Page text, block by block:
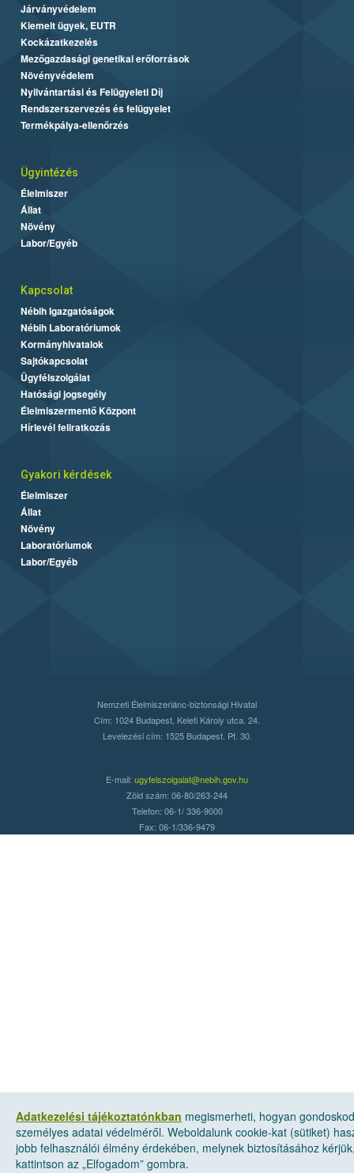
Adatkezelési tájékoztatónkban megismerheti, hogyan
személyes adatai védelméről. Weboldalunk cookie-kat (sütiket)
jobb felhasználói élmény érdekében, melynek biztosításához
kattintson az „Elfogadom” gombra.
Járványvédelem
Kiemelt ügyek, EUTR
Kockázatkezelés
Mezőgazdasági genetikai erőforrások
Növényvédelem
Nyilvántartási és Felügyeleti Díj
Rendszerszervezés és felügyelet
Termékpálya-ellenőrzés
Ügyintézés
Élelmiszer
Állat
Növény
Labor/Egyéb
Kapcsolat
Nébih Igazgatóságok
Nébih Laboratóriumok
Kormányhivatalok
Sajtókapcsolat
Ügyfélszolgálat
Hatósági jogsegély
Élelmiszermentő Központ
Hírlevél feliratkozás
Gyakori kérdések
Élelmiszer
Állat
Növény
Laboratóriumok
Labor/Egyéb
Nemzeti Élelmiszerlánc-biztonsági Hivatal
Cím: 1024 Budapest, Keleti Károly utca. 24.
Levelezési cím: 1525 Budapest. Pf. 30.
E-mail: ugyfelszolgalat@nebih.gov.hu
Zöld szám: 06-80/263-244
Telefon: 06-1/ 336-9000
Fax: 06-1/336-9479